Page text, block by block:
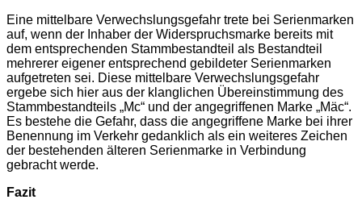
Eine mittelbare Verwechslungsgefahr trete bei Serienmarken
auf, wenn der Inhaber der Widerspruchsmarke bereits mit
dem entsprechenden Stammbestandteil als Bestandteil
mehrerer eigener entsprechend gebildeter Serienmarken
aufgetreten sei. Diese mittelbare Verwechslungsgefahr
ergebe sich hier aus der klanglichen Übereinstimmung des
Stammbestandteils „Mc“ und der angegriffenen Marke „Mäc“.
Es bestehe die Gefahr, dass die angegriffene Marke bei ihrer
Benennung im Verkehr gedanklich als ein weiteres Zeichen
der bestehenden älteren Serienmarke in Verbindung
gebracht werde.
Fazit